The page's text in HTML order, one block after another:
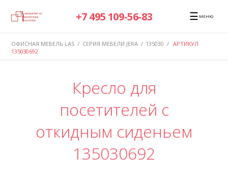
+7 495 109-56-83 ☰ МЕНЮ
ОФИСНАЯ МЕБЕЛЬ LAS / СЕРИЯ МЕБЕЛИ JERA / 135030 / АРТИКУЛ
135030692
Кресло для
посетителей с
откидным сиденьем
135030692